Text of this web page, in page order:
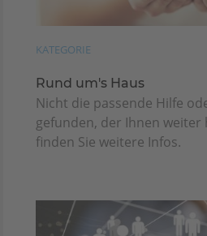
KATEGORIE
Rund um's Haus
Nicht die passende Hilfe
gefunden, der Ihnen weiter
finden Sie weitere Infos.